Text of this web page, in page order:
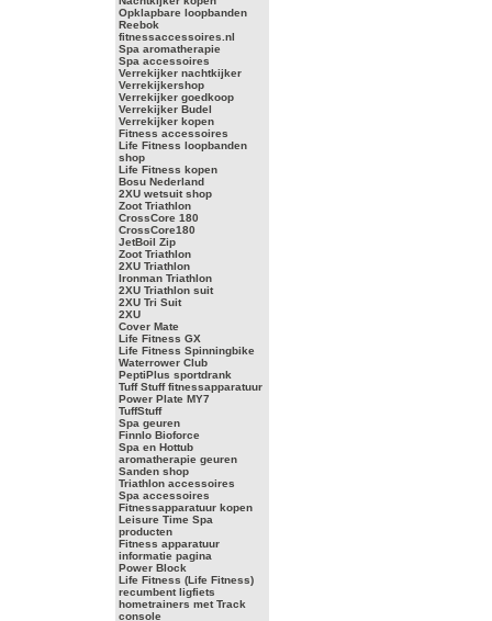
Opklapbare loopbanden
Reebok
fitnessaccessoires.nl
Spa aromatherapie
Spa accessoires
Verrekijker nachtkijker
Verrekijkershop
Verrekijker goedkoop
Verrekijker Budel
Verrekijker kopen
Fitness accessoires
Life Fitness loopbanden
shop
Life Fitness kopen
Bosu Nederland
2XU wetsuit shop
Zoot Triathlon
CrossCore 180
CrossCore180
JetBoil Zip
Zoot Triathlon
2XU Triathlon
Ironman Triathlon
2XU Triathlon suit
2XU Tri Suit
2XU
Cover Mate
Life Fitness GX
Life Fitness Spinningbike
Waterrower Club
PeptiPlus sportdrank
Tuff Stuff fitnessapparatuur
Power Plate MY7
TuffStuff
Spa geuren
Finnlo Bioforce
Spa en Hottub
aromatherapie geuren
Sanden shop
Triathlon accessoires
Spa accessoires
Fitnessapparatuur kopen
Leisure Time Spa
producten
Fitness apparatuur
informatie pagina
Power Block
Life Fitness (Life Fitness)
recumbent ligfiets
hometrainers met Track
console